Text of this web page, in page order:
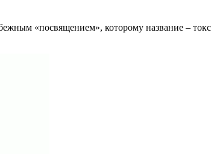
«посвящением», которому название –